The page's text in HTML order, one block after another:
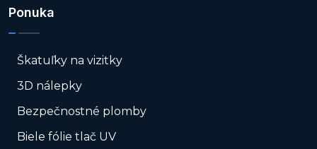
Ponuka
Škatuľky na vizitky
3D nálepky
Bezpečnostné plomby
Biele fólie tlač UV